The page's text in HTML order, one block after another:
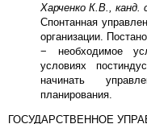
Харченко К.В., канд.
Спонтанная
организации.
− необходимое
условиях
начинать
планирования.
ГОСУДАРСТВЕННОЕ